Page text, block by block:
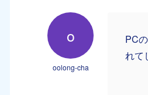
o
oolong-cha
PC
れて